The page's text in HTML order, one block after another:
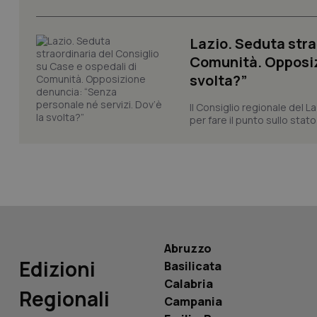
Lazio. Seduta
Comunità.
svolta?”
Il Consiglio regionale del
per fare il punto sullo
Edizioni
Regionali
Abruzzo
Basilicata
Calabria
Campania
tracking-sites-
tracking-sites-